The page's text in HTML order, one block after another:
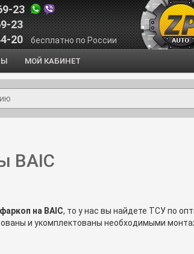
23
23
20 бесплатно по России
МОЙ КАБИНЕТ
BAIC
фаркоп на BAIC, то у нас вы найдете ТСУ по
и укомплектованы необходимыми
о допустимой нагрузке на него, у